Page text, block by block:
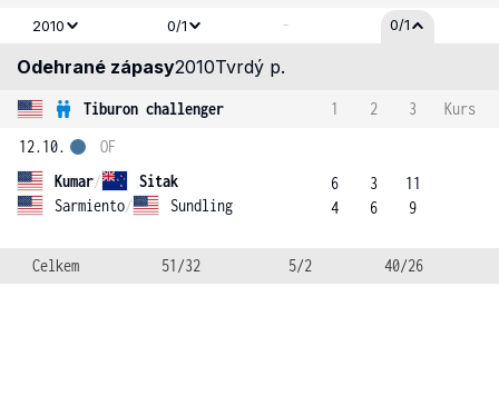
2010 0/1 - 0/1
Odehrané zápasy2010Tvrdý p.
Tiburon challenger 1 2 3
Kurs
12.10.
Kumar/
Sitak
Sarmiento/ Sundling
OF
6
4
3
6
11
9
Celkem 51/32 5/2 40/26